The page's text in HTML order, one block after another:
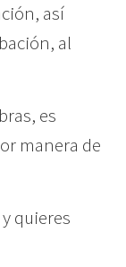
así
al
es
manera de
quieres